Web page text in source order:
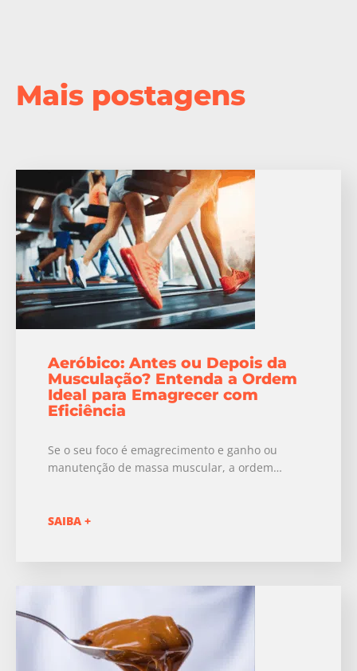
Mais postagens
Aeróbico: Antes ou Depois da
Musculação? Entenda a Ordem
Ideal para Emagrecer com
Eficiência
Se o seu foco é emagrecimento e ganho ou
manutenção de massa muscular, a ordem…
SAIBA +